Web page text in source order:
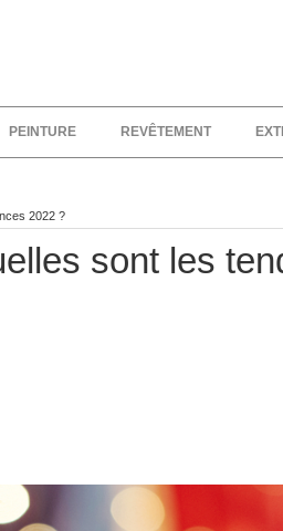
PEINTURE REVÊTEMENT
2022 ?
sont les